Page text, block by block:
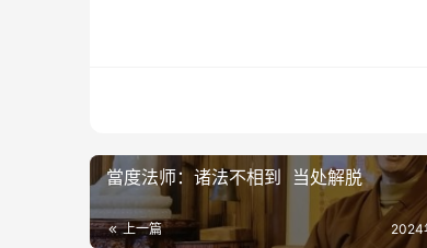
當度法师：诸法不相到 当处解脱
上一篇 2024